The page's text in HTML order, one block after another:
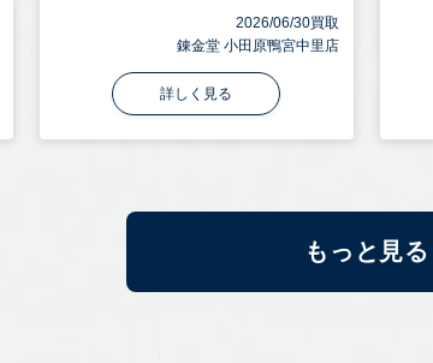
2026/06/30買取
錬金堂 小田原鴨宮中里店
詳しく見る
もっと見る